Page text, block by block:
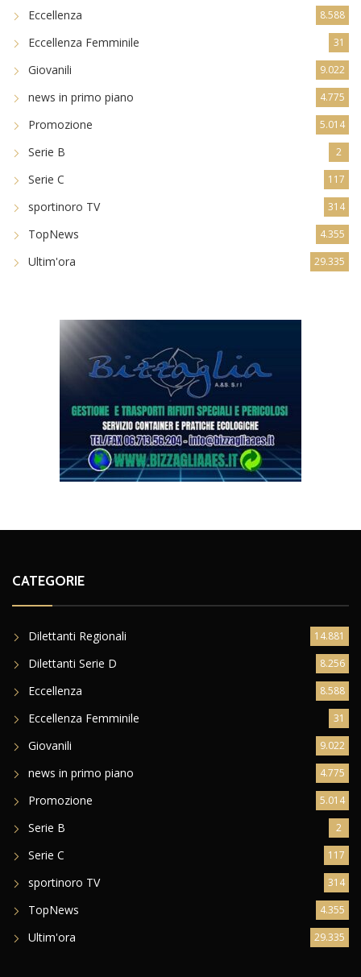
Eccellenza 8.588
Eccellenza Femminile 31
Giovanili 9.022
news in primo piano 4.775
Promozione 5.014
Serie B 2
Serie C 117
sportinoro TV 314
TopNews 4.355
Ultim'ora 29.335
CATEGORIE
Dilettanti Regionali 14.881
Dilettanti Serie D 8.256
Eccellenza 8.588
Eccellenza Femminile 31
Giovanili 9.022
news in primo piano 4.775
Promozione 5.014
Serie B 2
Serie C 117
sportinoro TV 314
TopNews 4.355
Ultim'ora 29.335